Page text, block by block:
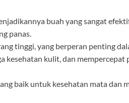
buah yang sangat
panas.
tinggi, yang berperan penting
kesehatan kulit, dan mempercepat
baik untuk kesehatan mata dan